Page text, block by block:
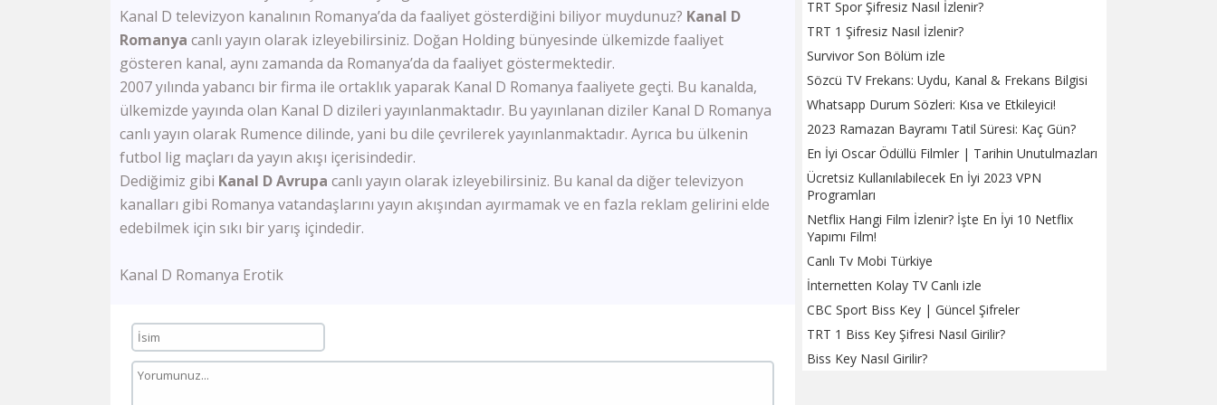
TV100
Sözcü TV
Kanal 24
Ulusal Kanal
TBMM Tv
A Para
Tele1
Bein Sports Haber
TRT Spor Şifresiz Nasıl İzlenir?
TRT 1 Şifresiz Nasıl İzlenir?
Survivor Son Bölüm izle
Sözcü TV Frekans: Uydu, Kanal & Frekans Bilgisi
Whatsapp Durum Sözleri: Kısa ve Etkileyici!
2023 Ramazan Bayramı Tatil Süresi: Kaç Gün?
En İyi Oscar Ödüllü Filmler | Tarihin Unutulmazları
Ücretsiz Kullanılabilecek En İyi 2023 VPN
Programları
Netflix Hangi Film İzlenir? İşte En İyi 10 Netflix
Yapımı Film!
Canlı Tv Mobi Türkiye
İnternetten Kolay TV Canlı izle
CBC Sport Biss Key | Güncel Şifreler
TRT 1 Biss Key Şifresi Nasıl Girilir?
Biss Key Nasıl Girilir?
Kanal D televizyon kanalının Romanya’da da faaliyet gösterdiğini biliyor muydunuz? Kanal D
Romanya canlı yayın olarak izleyebilirsiniz. Doğan Holding bünyesinde ülkemizde faaliyet
gösteren kanal, aynı zamanda da Romanya’da da faaliyet göstermektedir.
2007 yılında yabancı bir firma ile ortaklık yaparak Kanal D Romanya faaliyete geçti. Bu kanalda,
ülkemizde yayında olan Kanal D dizileri yayınlanmaktadır. Bu yayınlanan diziler Kanal D Romanya
canlı yayın olarak Rumence dilinde, yani bu dile çevrilerek yayınlanmaktadır. Ayrıca bu ülkenin
futbol lig maçları da yayın akışı içerisindedir.
Dediğimiz gibi Kanal D Avrupa canlı yayın olarak izleyebilirsiniz. Bu kanal da diğer televizyon
kanalları gibi Romanya vatandaşlarını yayın akışından ayırmamak ve en fazla reklam gelirini elde
edebilmek için sıkı bir yarış içindedir.
Kanal D Romanya Erotik